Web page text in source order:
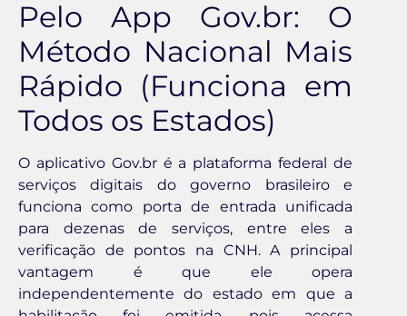
Pelo App Gov.br: O
Método Nacional Mais
Rápido (Funciona em
Todos os Estados)
O aplicativo Gov.br é a plataforma federal de
serviços digitais do governo brasileiro e
funciona como porta de entrada unificada
para dezenas de serviços, entre eles a
verificação de pontos na CNH. A principal
vantagem é que ele opera
independentemente do estado em que a